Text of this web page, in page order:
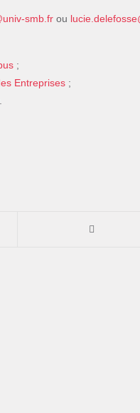
smb.fr ou
;
Entreprises ;